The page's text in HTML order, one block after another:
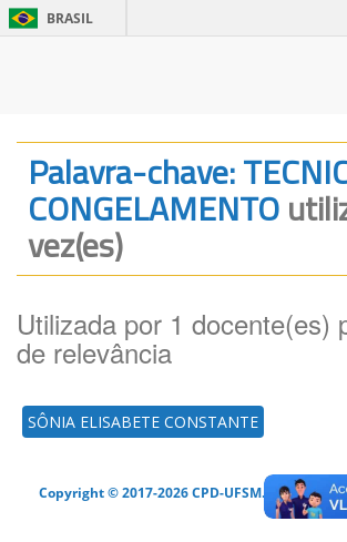
BRASIL
Palavra-chave:
CONGELAMENTO
vez(es)
Utilizada por 1 docente(es)
de relevância
SÔNIA ELISABETE CONSTANTE
Copyright © 2017-2026 CPD-UFSM. Todos os